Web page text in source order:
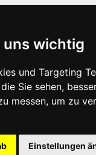
uns wichtig
und Targeting
Sie sehen,
messen, um zu
Einstellungen